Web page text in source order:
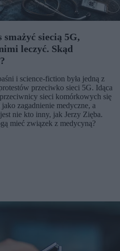
siecią 5G,
leczyć. Skąd
i science-fiction była jedną z
przeciwko sieci 5G. Idąca
sieci komórkowych się
zagadnienie medyczne, a
nie kto inny, jak Jerzy Zięba.
mieć związek z medycyną?